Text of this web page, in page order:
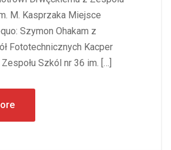
M. Kasprzaka Miejsce
Szymon Ohakam z
Fototechnicznych Kacper
Szkól nr 36 im. […]